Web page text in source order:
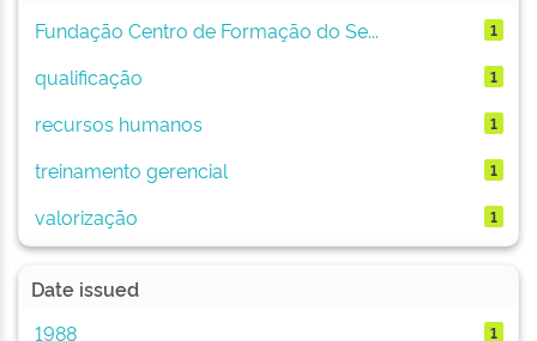
Fundação Centro de Formação do Se...
1
qualificação 1
recursos humanos 1
treinamento gerencial 1
valorização 1
Date issued
1988
1